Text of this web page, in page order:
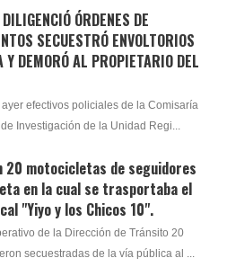
ÓRDENES DE
SECUESTRÓ ENVOLTORIOS
Y DEMORÓ AL PROPIETARIO DEL
efectivos policiales de la Comisaría
Investigación de la Unidad Regi...
20 motocicletas de seguidores
en la cual se trasportaba el
"Yiyo y los Chicos 10".
de la Dirección de Tránsito 20
secuestradas de la vía pública al ...